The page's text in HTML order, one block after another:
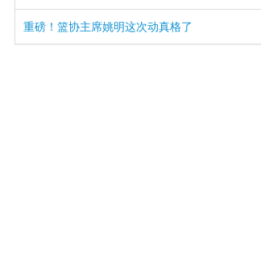
重磅！篮协主席姚明这次动真格了